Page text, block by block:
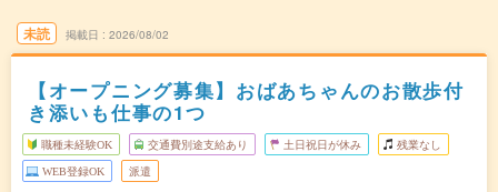
未読 掲載日 2026/08/02
【オープニング募集】おばあちゃんのお散歩付
き添いも仕事の1つ
職種未経験OK 交通費別途支給あり 土日祝日が休み 残業なし
WEB登録OK 派遣